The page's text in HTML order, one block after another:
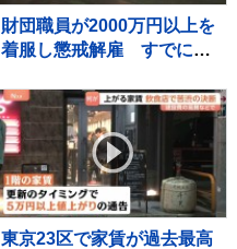
財団職員が2000万円以上を
着服し懲戒解雇 すでに全
東京23区で家賃が過去最高